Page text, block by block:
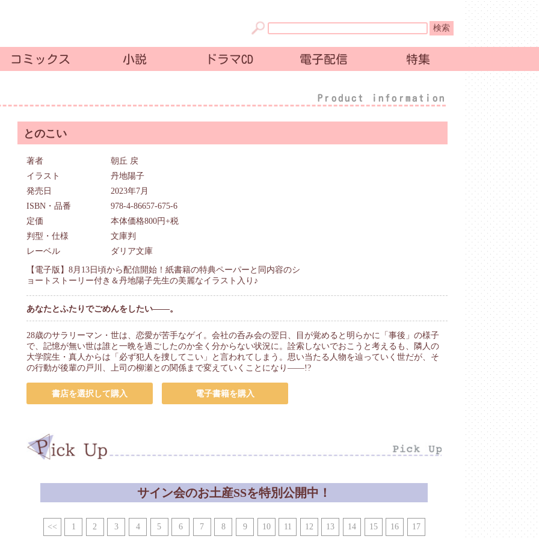
コミックス 小説 ドラマCD 電子配信 特集
Product information
とのこい
著者
朝丘 戻
イラスト
丹地陽子
発売日
2023年7月
ISBN・品番
978-4-86657-675-6
定価
本体価格800円+税
判型・仕様
文庫判
レーベル
ダリア文庫
【電子版】8月13日頃から配信開始！紙書籍の特典ペーパーと同内容のシ
ョートストーリー付き＆丹地陽子先生の美麗なイラスト入り♪
あなたとふたりでごめんをしたい――。
28歳のサラリーマン・世は、恋愛が苦手なゲイ。会社の呑み会の翌日、目が覚めると明らかに「事後」の様子
で、記憶が無い世は誰と一晩を過ごしたのか全く分からない状況に。詮索しないでおこうと考えるも、隣人の
大学院生・真人からは「必ず犯人を捜してこい」と言われてしまう。思い当たる人物を辿っていく世だが、そ
の行動が後輩の戸川、上司の柳瀬との関係まで変えていくことになり――!?
書店を選択して購入 電子書籍を購入
サイン会のお土産SSを特別公開中！
<< 1 2 3 4 5 6 7 8 9 10 11 12 13 14 15 16 17